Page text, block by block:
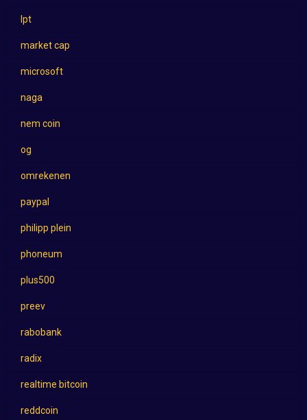
lpt
market cap
microsoft
naga
nem coin
og
omrekenen
paypal
philipp plein
phoneum
plus500
preev
rabobank
radix
realtime bitcoin
reddcoin